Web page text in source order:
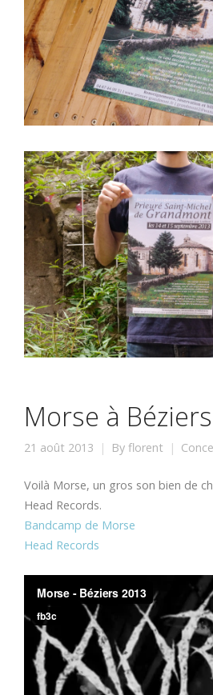
Morse à Béziers
21 août 2013 By florent
Voilà Morse, un gros son bien de
Head Records.
Bandcamp de Morse
Head Records